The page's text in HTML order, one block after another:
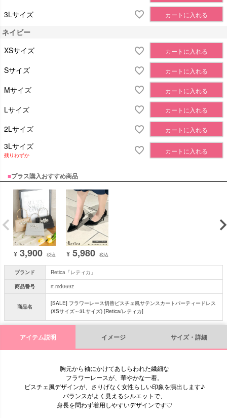
3Lサイズ カートに入れる
ネイビー
XSサイズ
カートに入れる
Sサイズ カートに入れる
Mサイズ カートに入れる
Lサイズ カートに入れる
2Lサイズ カートに入れる
3Lサイズ
残りわずか
カートに入れる
■プラス購入おすすめ商品
¥ 3,900 税込 ¥ 5,980 税込
ブランド
Retica「レティカ」
商品番号
rt-md069z
商品名
[SALE] フラワーレース切替ビスチェ風サテンスカートパーティードレス
(XSサイズ～3Lサイズ) [Retica/レティカ]
アイテム説明 イメージ サイズ・詳細
胸元から袖にかけてあしらわれた繊細な
フラワーレースが、華やかな一着。
ビスチェ風デザインが、さりげなく女性らしい印象を演出します♪
バランスがよく見えるシルエットで、
身長を問わず着用しやすいデザインです♡